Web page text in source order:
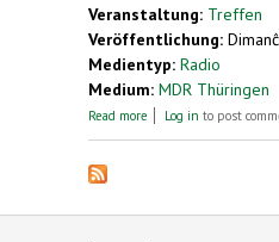
Veranstaltung: Treffen
Veröffentlichung:
Medientyp: Radio
Medium: MDR Thüringen
Read more about (Über das
Log in to post